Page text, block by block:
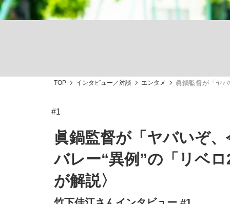
TOP インタビュー／対談 エンタメ 眞鍋監督が「ヤ
#1
眞鍋監督が「ヤバいぞ
バレー“異例”の「リベ
が解説〉